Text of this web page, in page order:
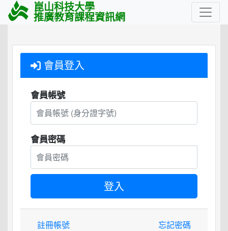
崑山科技大學
推廣教育課程資訊網
會員登入
會員帳號
會員密碼
註冊帳號 忘記密碼